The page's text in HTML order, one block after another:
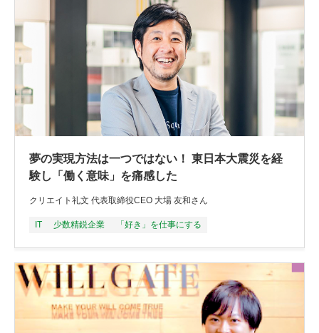
夢の実現方法は一つではない！ 東日本大震災を経
験し「働く意味」を痛感した
クリエイト礼文 代表取締役CEO 大場 友和さん
IT 少数精鋭企業 「好き」を仕事にする